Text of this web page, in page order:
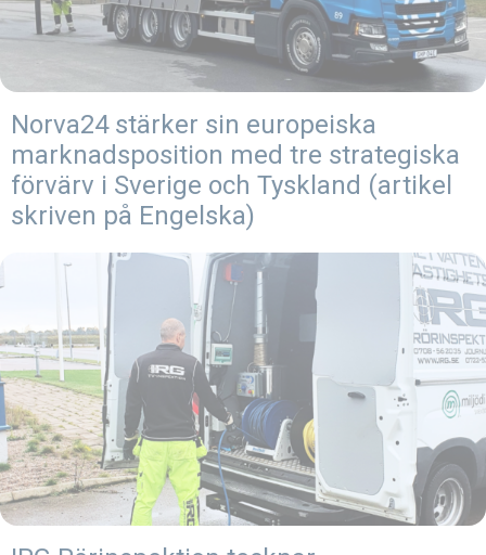
Norva24 stärker sin europeiska
marknadsposition med tre strategiska
förvärv i Sverige och Tyskland (artikel
skriven på Engelska)